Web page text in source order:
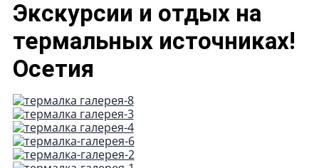
Экскурсии и отдых на
термальных источниках!
Осетия